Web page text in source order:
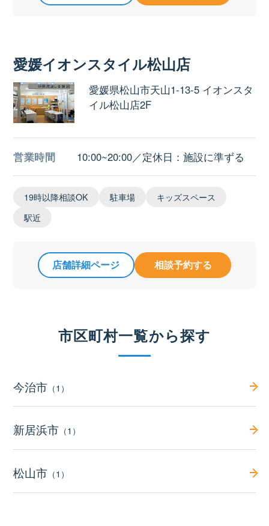
愛媛イオンスタイル松山店
愛媛県松山市天山1-13-5 イオンスタ
イル松山店2F
営業時間 10:00~20:00／定休日：施設に準ずる
19時以降相談OK 駐車場
キッズスペース
駅近
店舗詳細ページ 相談予約する
市区町村一覧から探す
今治市 （1）
新居浜市 （1）
松山市 （1）